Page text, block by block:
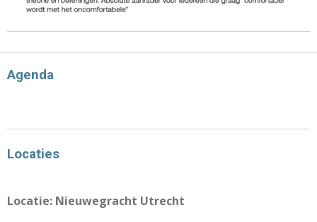
Agenda
Locaties
Locatie: Nieuwegracht Utrecht